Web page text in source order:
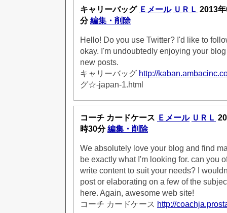
キャリーバッグ Ｅメール ＵＲＬ 2013
分編集・削除
Hello! Do you use Twitter? I'd like to
okay. I'm undoubtedly enjoying your
new posts.
キャリーバッグ http://
グ☆-japan-1.html
コーチ カードケース Ｅメール ＵＲＬ
時30分編集・削除
We absolutely love your blog and find
be exactly what I'm looking for. can you
write content to suit your needs? I
post or elaborating on a few of the
here. Again, awesome web site!
コーチ カードケース http://